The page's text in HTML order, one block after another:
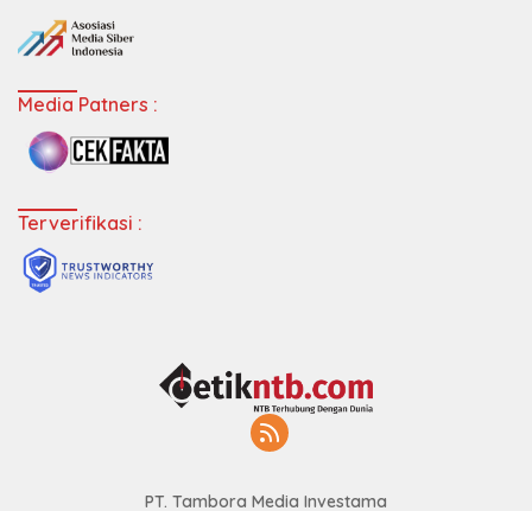
Media Patners :
Terverifikasi :
PT. Tambora Media Investama